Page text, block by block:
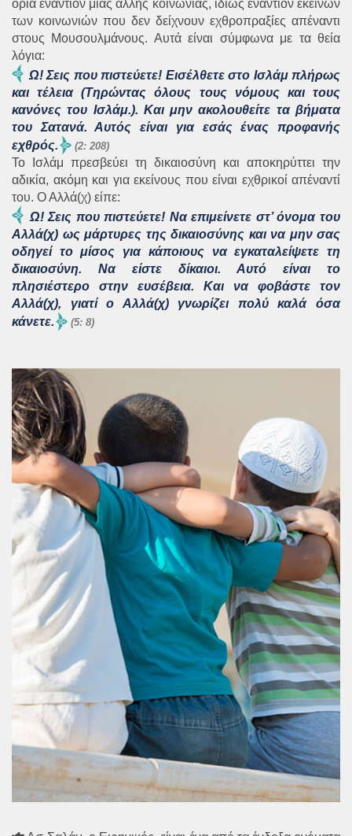
όρια εναντίον μιας άλλης κοινωνίας, ιδίως εναντίον εκείνων
των κοινωνιών που δεν δείχνουν εχθροπραξίες απέναντι
στους Μουσουλμάνους. Αυτά είναι σύμφωνα με τα θεία
λόγια:
Ω! Σεις που πιστεύετε! Εισέλθετε στο Ισλάμ πλήρως
και τέλεια (Τηρώντας όλους τους νόμους και τους
κανόνες του Ισλάμ.). Και μην ακολουθείτε τα βήματα
του Σατανά. Αυτός είναι για εσάς ένας προφανής
εχθρός.
(2: 208)
Το Ισλάμ πρεσβεύει τη δικαιοσύνη και αποκηρύττει την
αδικία, ακόμη και για εκείνους που είναι εχθρικοί απέναντί
του. Ο Αλλά(χ) είπε:
Ω! Σεις που πιστεύετε! Να επιμείνετε στ’ όνομα του
Αλλά(χ) ως μάρτυρες της δικαιοσύνης και να μην σας
οδηγεί το μίσος για κάποιους να εγκαταλείψετε τη
δικαιοσύνη. Να είστε δίκαιοι. Αυτό είναι το
πλησιέστερο στην ευσέβεια. Και να φοβάστε τον
Αλλά(χ), γιατί ο Αλλά(χ) γνωρίζει πολύ καλά όσα
κάνετε.
(5: 8)